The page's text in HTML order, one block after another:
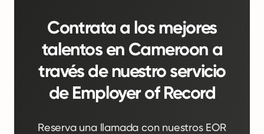
Contrata a los mejores
talentos en Cameroon a
través de nuestro servicio
de Employer of Record
Reserva una llamada con nuestros EOR